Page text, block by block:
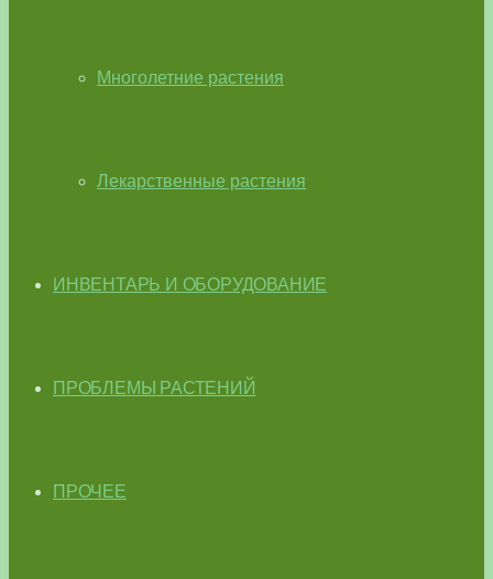
Многолетние растения
Лекарственные растения
ИНВЕНТАРЬ И ОБОРУДОВАНИЕ
ПРОБЛЕМЫ РАСТЕНИЙ
ПРОЧЕЕ